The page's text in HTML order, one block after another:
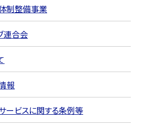
制整備事業
連合会
報
ービスに関する条例等